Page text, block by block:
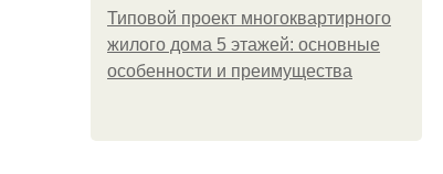
Типовой проект многоквартирного
жилого дома 5 этажей: основные
особенности и преимущества